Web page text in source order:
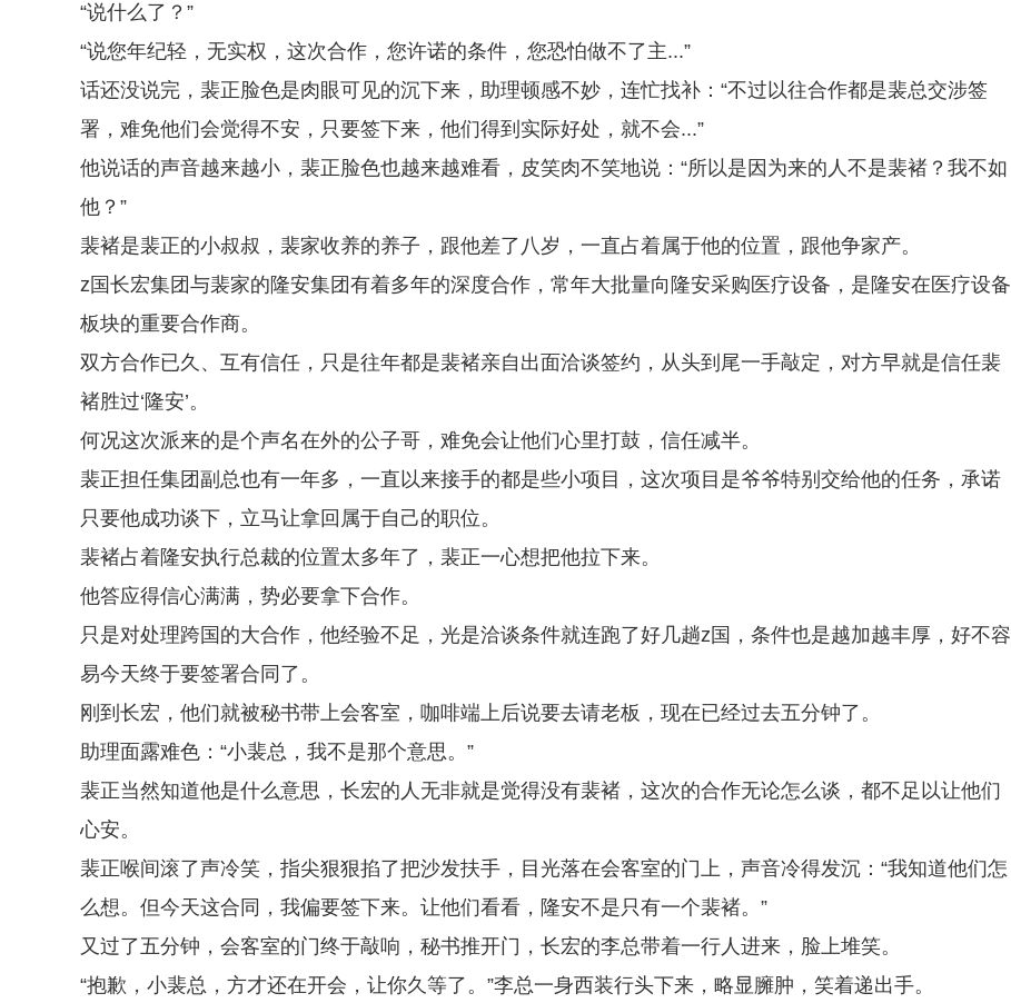
“说什么了？”
“说您年纪轻，无实权，这次合作，您许诺的条件，您恐怕做不了主...”
话还没说完，裴正脸色是肉眼可见的沉下来，助理顿感不妙，连忙找补：“不过以往合作都是裴总交涉签
署，难免他们会觉得不安，只要签下来，他们得到实际好处，就不会...”
他说话的声音越来越小，裴正脸色也越来越难看，皮笑肉不笑地说：“所以是因为来的人不是裴褚？我不如
他？”
裴褚是裴正的小叔叔，裴家收养的养子，跟他差了八岁，一直占着属于他的位置，跟他争家产。
z国长宏集团与裴家的隆安集团有着多年的深度合作，常年大批量向隆安采购医疗设备，是隆安在医疗设备
板块的重要合作商。
双方合作已久、互有信任，只是往年都是裴褚亲自出面洽谈签约，从头到尾一手敲定，对方早就是信任裴
褚胜过‘隆安’。
何况这次派来的是个声名在外的公子哥，难免会让他们心里打鼓，信任减半。
裴正担任集团副总也有一年多，一直以来接手的都是些小项目，这次项目是爷爷特别交给他的任务，承诺
只要他成功谈下，立马让拿回属于自己的职位。
裴褚占着隆安执行总裁的位置太多年了，裴正一心想把他拉下来。
他答应得信心满满，势必要拿下合作。
只是对处理跨国的大合作，他经验不足，光是洽谈条件就连跑了好几趟z国，条件也是越加越丰厚，好不容
易今天终于要签署合同了。
刚到长宏，他们就被秘书带上会客室，咖啡端上后说要去请老板，现在已经过去五分钟了。
助理面露难色：“小裴总，我不是那个意思。”
裴正当然知道他是什么意思，长宏的人无非就是觉得没有裴褚，这次的合作无论怎么谈，都不足以让他们
心安。
裴正喉间滚了声冷笑，指尖狠狠掐了把沙发扶手，目光落在会客室的门上，声音冷得发沉：“我知道他们怎
么想。但今天这合同，我偏要签下来。让他们看看，隆安不是只有一个裴褚。”
又过了五分钟，会客室的门终于敲响，秘书推开门，长宏的李总带着一行人进来，脸上堆笑。
“抱歉，小裴总，方才还在开会，让你久等了。”李总一身西装行头下来，略显臃肿，笑着递出手。